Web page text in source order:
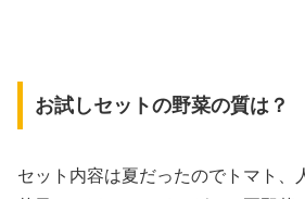
お試しセットの野菜の質は？
セット内容は夏だったのでトマト、